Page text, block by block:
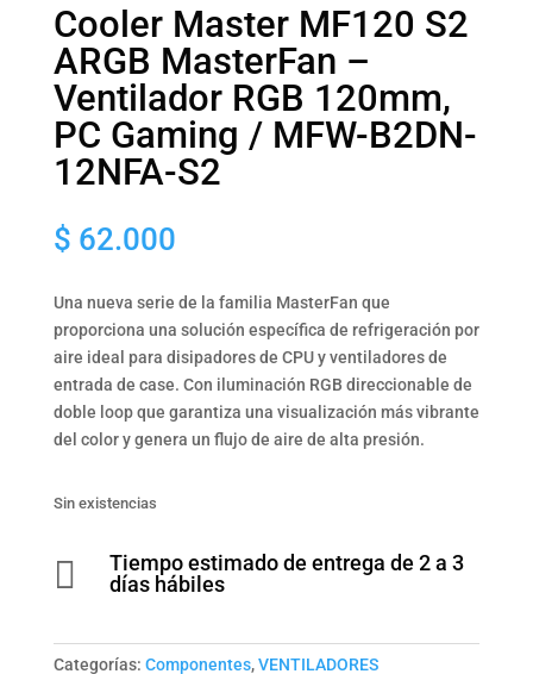
Cooler Master MF120 S2
ARGB MasterFan –
Ventilador RGB 120mm,
PC Gaming / MFW-B2DN-
12NFA-S2
$ 62.000
Una nueva serie de la familia MasterFan que
proporciona una solución específica de refrigeración por
aire ideal para disipadores de CPU y ventiladores de
entrada de case. Con iluminación RGB direccionable de
doble loop que garantiza una visualización más vibrante
del color y genera un flujo de aire de alta presión.
Sin existencias

Tiempo estimado de entrega de 2 a 3
días hábiles
Categorías: Componentes,VENTILADORES